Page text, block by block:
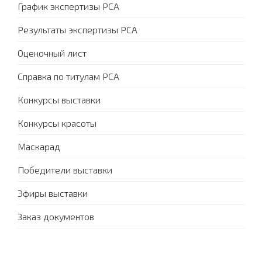
График экспертизы PCA
Результаты экспертизы PCA
Оценочный лист
Справка по титулам PCA
Конкурсы выставки
Конкурсы красоты
Маскарад
Победители выставки
Эфиры выставки
Заказ документов